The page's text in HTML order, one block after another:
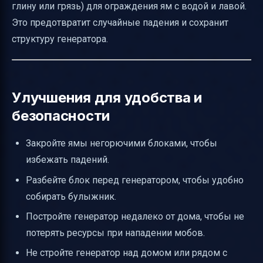
глину или грязь) для ограждения ям с водой и лавой.
Это предотвратит случайные падения и сохранит
структуру генератора.
Улучшения для удобства и
безопасности
Закройте ямы негорючими блоками, чтобы
избежать падений.
Разбейте блок перед генератором, чтобы удобно
собирать булыжник.
Постройте генератор недалеко от дома, чтобы не
потерять ресурсы при нападении мобов.
Не стройте генератор над домом или рядом с